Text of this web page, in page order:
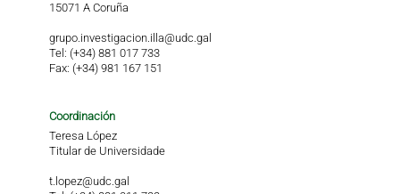
15071 A Coruña
grupo.investigacion.illa@udc.gal
Tel: (+34) 881 017 733
Fax: (+34) 981 167 151
Coordinación
Teresa López
Titular de Universidade
t.lopez@udc.gal